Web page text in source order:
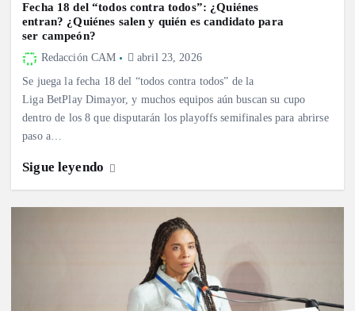
Fecha 18 del “todos contra todos”: ¿Quiénes
entran? ¿Quiénes salen y quién es candidato para
ser campeón?
Redacción CAM abril 23, 2026
Se juega la fecha 18 del “todos contra todos” de la
Liga BetPlay Dimayor, y muchos equipos aún buscan su cupo
dentro de los 8 que disputarán los playoffs semifinales para abrirse
paso a…
Sigue leyendo